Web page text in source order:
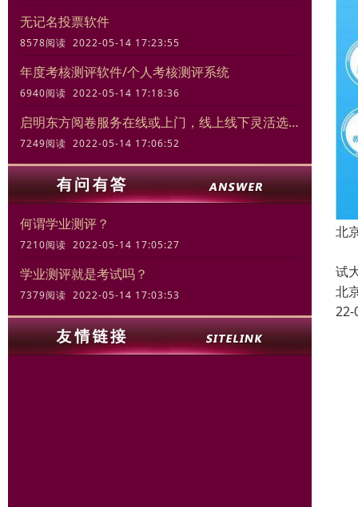
无记名投票软件
8578阅读 2022-05-14 17:23:55
年度考核测评软件/个人考核测评系统
6940阅读 2022-05-14 17:18:36
启明东方阅卷服务在线或上门，线上线下灵活选择
7249阅读 2022-05-14 17:06:52
何谓学业测评？
7210阅读 2022-05-14 17:05:27
学业测评就是考试吗？
7379阅读 2022-05-14 17:03:53
北
试
北
22-